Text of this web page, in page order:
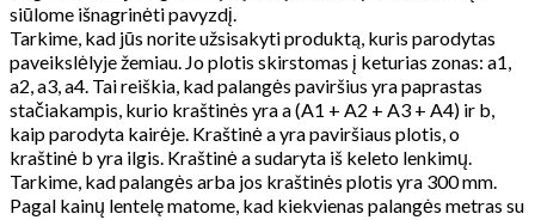
siūlome išnagrinėti pavyzdį.
Tarkime, kad jūs norite užsisakyti produktą, kuris parodytas
paveikslėlyje žemiau. Jo plotis skirstomas į keturias zonas: a1,
a2, a3, a4. Tai reiškia, kad palangės paviršius yra paprastas
stačiakampis, kurio kraštinės yra a (A1 + A2 + A3 + A4) ir b,
kaip parodyta kairėje. Kraštinė a yra paviršiaus plotis, o
kraštinė b yra ilgis. Kraštinė a sudaryta iš keleto lenkimų.
Tarkime, kad palangės arba jos kraštinės plotis yra 300 mm.
Pagal kainų lentelę matome, kad kiekvienas palangės metras su